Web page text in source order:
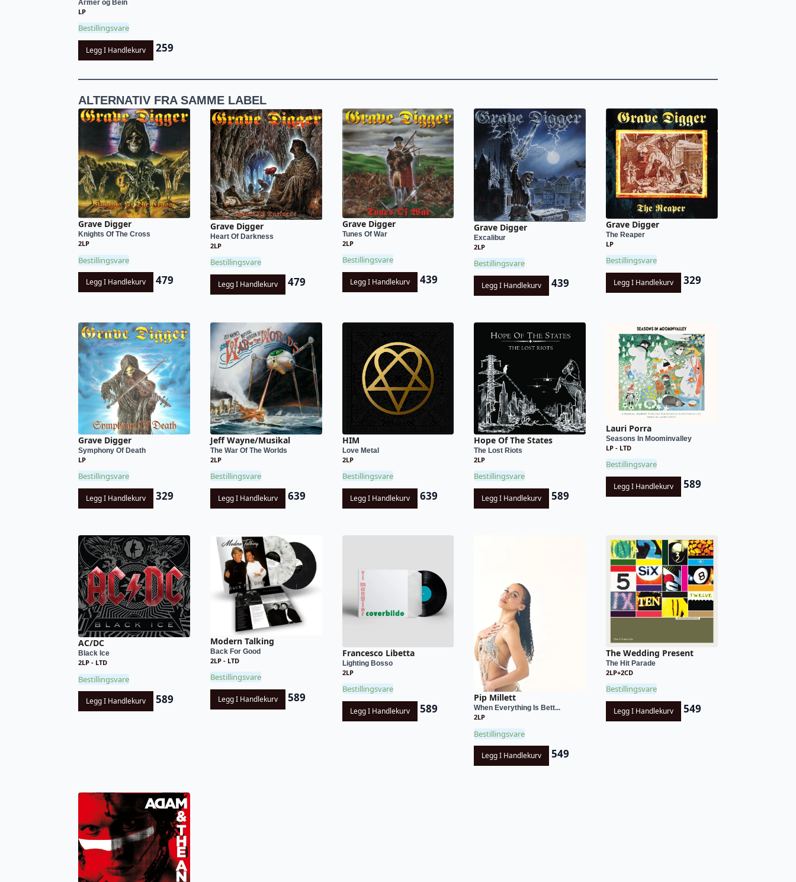
Armer og Bein
LP
Bestillingsvare
Legg I Handlekurv 259
ALTERNATIV FRA SAMME LABEL
Grave Digger
Knights Of The Cross
2LP
Bestillingsvare
Legg I Handlekurv 479
Grave Digger
Heart Of Darkness
2LP
Bestillingsvare
Legg I Handlekurv 479
Grave Digger
Tunes Of War
2LP
Bestillingsvare
Legg I Handlekurv 439
Grave Digger
Excalibur
2LP
Bestillingsvare
Legg I Handlekurv 439
Grave Digger
The Reaper
LP
Bestillingsvare
Legg I Handlekurv 329
Grave Digger
Symphony Of Death
LP
Bestillingsvare
Legg I Handlekurv 329
Jeff Wayne/Musikal
The War Of The Worlds
2LP
Bestillingsvare
Legg I Handlekurv 639
HIM
Love Metal
2LP
Bestillingsvare
Legg I Handlekurv 639
Hope Of The States
The Lost Riots
2LP
Bestillingsvare
Legg I Handlekurv 589
Lauri Porra
Seasons In Moominvalley
LP - LTD
Bestillingsvare
Legg I Handlekurv 589
AC/DC
Black Ice
2LP - LTD
Bestillingsvare
Legg I Handlekurv 589
Modern Talking
Back For Good
2LP - LTD
Bestillingsvare
Legg I Handlekurv 589
Francesco Libetta
Lighting Bosso
2LP
Bestillingsvare
Legg I Handlekurv 589
Pip Millett
When Everything Is Bett...
2LP
Bestillingsvare
Legg I Handlekurv 549
The Wedding Present
The Hit Parade
2LP+2CD
Bestillingsvare
Legg I Handlekurv 549